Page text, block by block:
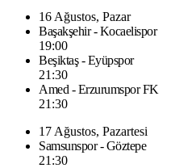
16 Ağustos, Pazar
Başakşehir - Kocaelispor
19:00
Beşiktaş - Eyüpspor
21:30
Amed - Erzurumspor FK
21:30
17 Ağustos, Pazartesi
Samsunspor - Göztepe
21:30